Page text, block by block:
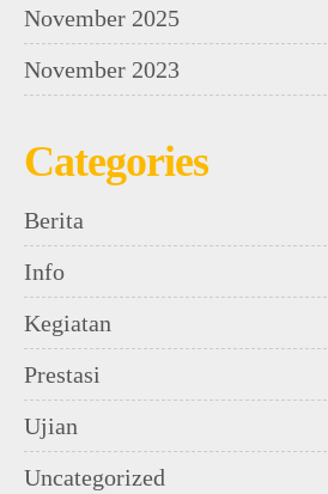
November 2025
November 2023
Categories
Berita
Info
Kegiatan
Prestasi
Ujian
Uncategorized